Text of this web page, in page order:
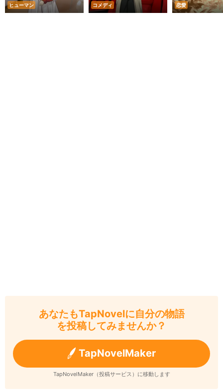
ヒューマン コメディ 恋愛
あなたもTapNovelに自分の物語
を投稿してみませんか？
TapNovelMaker
TapNovelMaker（投稿サービス）に移動します